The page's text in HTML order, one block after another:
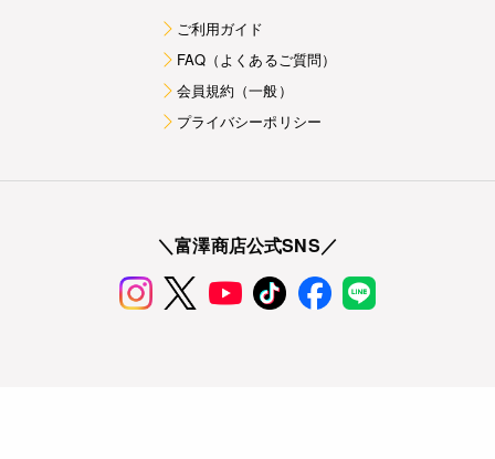
ご利用ガイド
FAQ（よくあるご質問）
会員規約（一般）
プライバシーポリシー
＼富澤商店公式SNS／